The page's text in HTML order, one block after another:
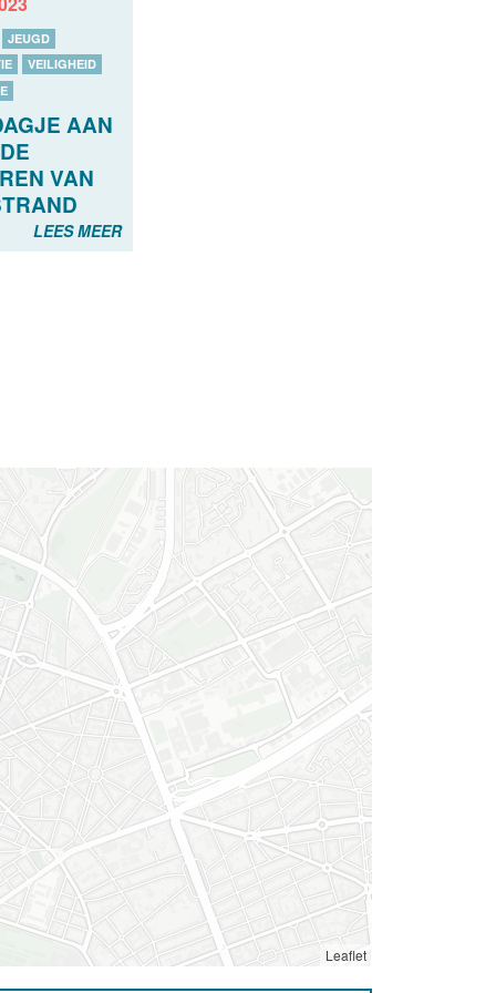
JEUGD
VEILIGHEID
AAN
VAN
LEES MEER
Leaflet